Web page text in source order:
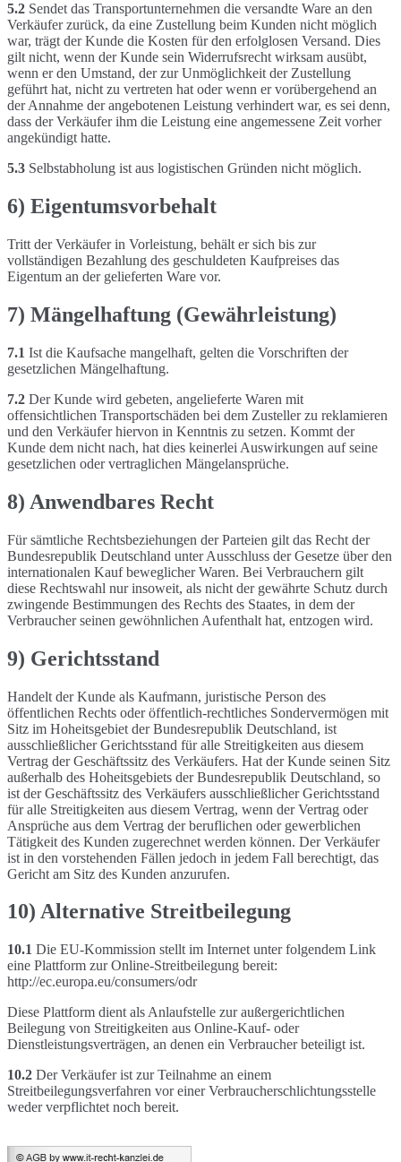
5.2 Sendet das Transportunternehmen die versandte Ware an den
Verkäufer zurück, da eine Zustellung beim Kunden nicht möglich
war, trägt der Kunde die Kosten für den erfolglosen Versand. Dies
gilt nicht, wenn der Kunde sein Widerrufsrecht wirksam ausübt,
wenn er den Umstand, der zur Unmöglichkeit der Zustellung
geführt hat, nicht zu vertreten hat oder wenn er vorübergehend an
der Annahme der angebotenen Leistung verhindert war, es sei denn,
dass der Verkäufer ihm die Leistung eine angemessene Zeit vorher
angekündigt hatte.
5.3 Selbstabholung ist aus logistischen Gründen nicht möglich.
6) Eigentumsvorbehalt
Tritt der Verkäufer in Vorleistung, behält er sich bis zur
vollständigen Bezahlung des geschuldeten Kaufpreises das
Eigentum an der gelieferten Ware vor.
7) Mängelhaftung (Gewährleistung)
7.1 Ist die Kaufsache mangelhaft, gelten die Vorschriften der
gesetzlichen Mängelhaftung.
7.2 Der Kunde wird gebeten, angelieferte Waren mit
offensichtlichen Transportschäden bei dem Zusteller zu reklamieren
und den Verkäufer hiervon in Kenntnis zu setzen. Kommt der
Kunde dem nicht nach, hat dies keinerlei Auswirkungen auf seine
gesetzlichen oder vertraglichen Mängelansprüche.
8) Anwendbares Recht
Für sämtliche Rechtsbeziehungen der Parteien gilt das Recht der
Bundesrepublik Deutschland unter Ausschluss der Gesetze über den
internationalen Kauf beweglicher Waren. Bei Verbrauchern gilt
diese Rechtswahl nur insoweit, als nicht der gewährte Schutz durch
zwingende Bestimmungen des Rechts des Staates, in dem der
Verbraucher seinen gewöhnlichen Aufenthalt hat, entzogen wird.
9) Gerichtsstand
Handelt der Kunde als Kaufmann, juristische Person des
öffentlichen Rechts oder öffentlich-rechtliches Sondervermögen mit
Sitz im Hoheitsgebiet der Bundesrepublik Deutschland, ist
ausschließlicher Gerichtsstand für alle Streitigkeiten aus diesem
Vertrag der Geschäftssitz des Verkäufers. Hat der Kunde seinen Sitz
außerhalb des Hoheitsgebiets der Bundesrepublik Deutschland, so
ist der Geschäftssitz des Verkäufers ausschließlicher Gerichtsstand
für alle Streitigkeiten aus diesem Vertrag, wenn der Vertrag oder
Ansprüche aus dem Vertrag der beruflichen oder gewerblichen
Tätigkeit des Kunden zugerechnet werden können. Der Verkäufer
ist in den vorstehenden Fällen jedoch in jedem Fall berechtigt, das
Gericht am Sitz des Kunden anzurufen.
10) Alternative Streitbeilegung
10.1 Die EU-Kommission stellt im Internet unter folgendem Link
eine Plattform zur Online-Streitbeilegung bereit:
http://ec.europa.eu/consumers/odr
Diese Plattform dient als Anlaufstelle zur außergerichtlichen
Beilegung von Streitigkeiten aus Online-Kauf- oder
Dienstleistungsverträgen, an denen ein Verbraucher beteiligt ist.
10.2 Der Verkäufer ist zur Teilnahme an einem
Streitbeilegungsverfahren vor einer Verbraucherschlichtungsstelle
weder verpflichtet noch bereit.